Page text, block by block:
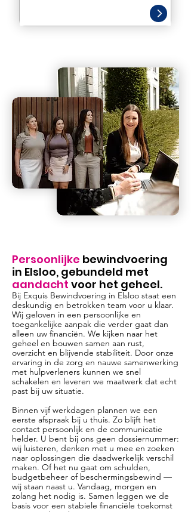
Persoonlijke bewindvoering
in Elsloo, gebundeld met
aandacht voor het geheel.
Bij Exquis Bewindvoering in Elsloo staat een
deskundig en betrokken team voor u klaar.
Wij geloven in een persoonlijke en
toegankelijke aanpak die verder gaat dan
alleen uw financiën. We kijken naar het
geheel en bouwen samen aan rust,
overzicht en blijvende stabiliteit. Door onze
ervaring in de zorg en nauwe samenwerking
met hulpverleners kunnen we snel
schakelen en leveren we maatwerk dat echt
past bij uw situatie.
Binnen vijf werkdagen plannen we een
eerste afspraak bij u thuis. Zo blijft het
contact persoonlijk en de communicatie
helder. U bent bij ons geen dossiernummer:
wij luisteren, denken met u mee en zoeken
naar oplossingen die daadwerkelijk verschil
maken. Of het nu gaat om schulden,
budgetbeheer of beschermingsbewind —
wij staan naast u. Vandaag, morgen en
zolang het nodig is. Samen leggen we de
basis voor een stabiele financiële toekomst